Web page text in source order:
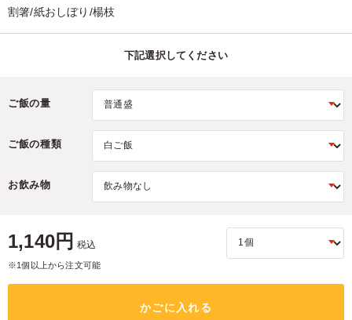
割箸/紙おしぼり/楊枝
下記選択してください
ご飯の量
ご飯の種類
お飲み物
1,140円 税込
※1個以上から注文可能
かごに入れる